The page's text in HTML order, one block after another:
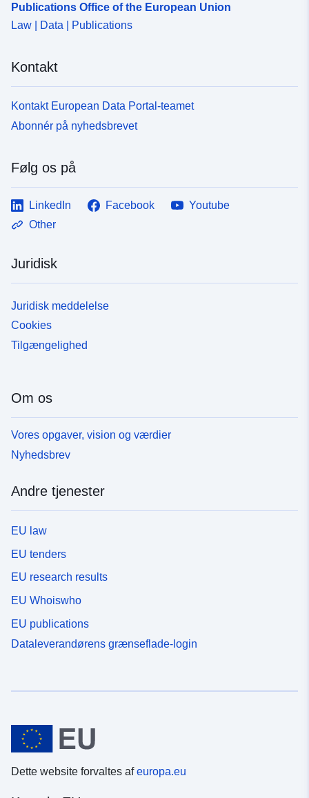
Publications Office of the European Union
Law | Data | Publications
Kontakt
Kontakt European Data Portal-teamet
Abonnér på nyhedsbrevet
Følg os på
LinkedIn Facebook
Youtube
Other
Juridisk
Juridisk meddelelse
Cookies
Tilgængelighed
Om os
Vores opgaver, vision og værdier
Nyhedsbrev
Andre tjenester
EU law
EU tenders
EU research results
EU Whoiswho
EU publications
Dataleverandørens grænseflade-login
Dette website forvaltes afeuropa.eu